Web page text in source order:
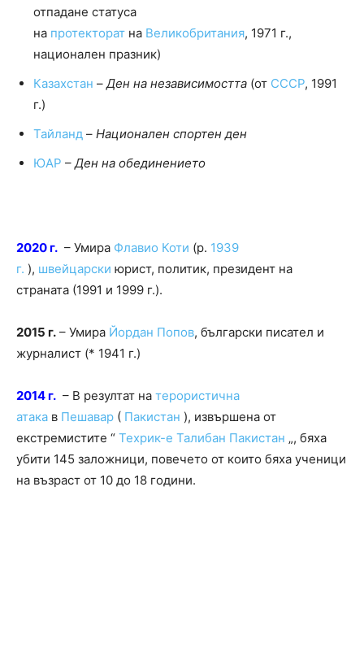
отпадане статуса
на протекторат на Великобритания, 1971 г.,
национален празник)
Казахстан –Ден на независимостта (от СССР, 1991
г.)
Тайланд – Национален спортен ден
ЮАР –Ден на обединението
2020 г. – Умира Флавио Коти (р. 1939
г. ), швейцарски юрист, политик, президент на
страната (1991 и 1999 г.).
2015 г. – Умира Йордан Попов, български писател и
журналист (* 1941 г.)
2014 г. – В резултат на терористична
атака в Пешавар ( Пакистан ), извършена от
екстремистите “ Техрик-е Талибан Пакистан „, бяха
убити 145 заложници, повечето от които бяха ученици
на възраст от 10 до 18 години.